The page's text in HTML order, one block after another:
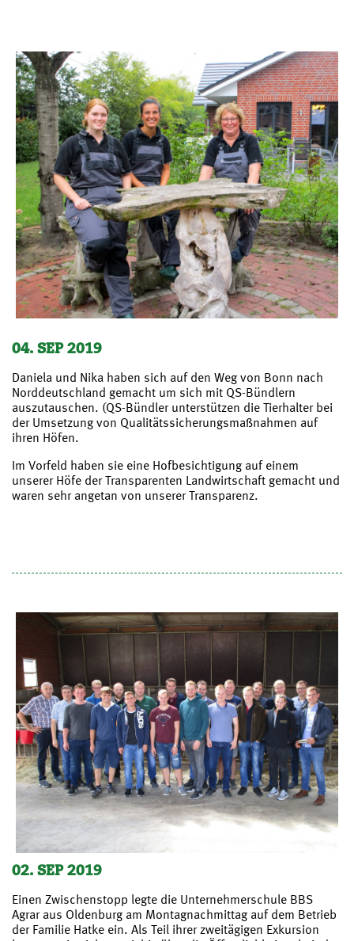
04. SEP 2019
Daniela und Nika haben sich auf den Weg von Bonn nach
Norddeutschland gemacht um sich mit QS-Bündlern
auszutauschen. (QS-Bündler unterstützen die Tierhalter bei
der Umsetzung von Qualitätssicherungsmaßnahmen auf
ihren Höfen.
Im Vorfeld haben sie eine Hofbesichtigung auf einem
unserer Höfe der Transparenten Landwirtschaft gemacht und
waren sehr angetan von unserer Transparenz.
02. SEP 2019
Einen Zwischenstopp legte die Unternehmerschule BBS
Agrar aus Oldenburg am Montagnachmittag auf dem Betrieb
der Familie Hatke ein. Als Teil ihrer zweitägigen Exkursion